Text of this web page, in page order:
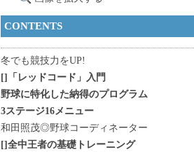
CONTENTS
冬でも競技力をUP!
[]「レッドコード」入門
野球に特化した納得のプログラム
3ステージ16メニュー
和田照茂◎野球コーディネーター
[]全中王者の基礎トレーニング